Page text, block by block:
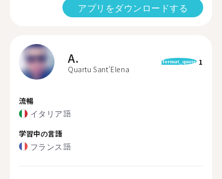
アプリをダウンロードする
A.
Quartu Sant'Elena
format_quote 1
流暢
イタリア語
学習中の言語
フランス語